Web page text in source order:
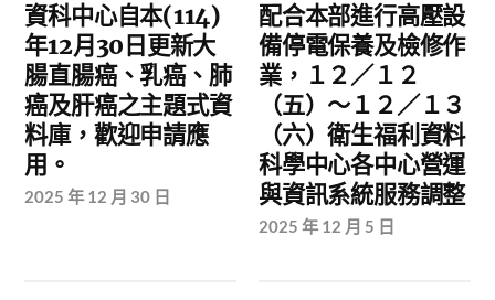
資科中心自本(114)
年12月30日更新大
腸直腸癌、乳癌、肺
癌及肝癌之主題式資
料庫，歡迎申請應
用。
2025 年 12 月 30 日
配合本部進行高壓設
備停電保養及檢修作
業，１２／１２
（五）～１２／１３
（六）衛生福利資料
科學中心各中心營運
與資訊系統服務調整
2025 年 12 月 5 日